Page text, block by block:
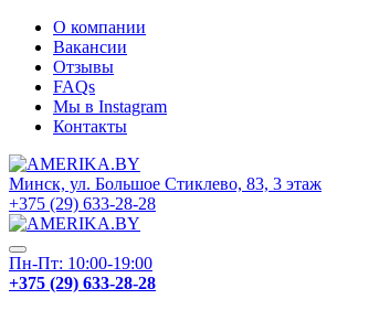
О компании
Вакансии
Отзывы
FAQs
Мы в Instagram
Контакты
Минск, ул. Большое Стиклево, 83, 3 этаж
+375 (29) 633-28-28
Пн-Пт: 10:00-19:00
+375 (29) 633-28-28